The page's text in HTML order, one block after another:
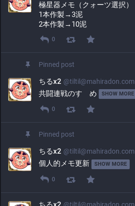
極星器メモ（クォーツ選択）
1本作製→3泥
2本作製→10泥
0
Pinned post
ちるx2 @tiltil@mahiradon.com
共闘連戦のすゝめ SHOW MORE
0
Pinned post
ちるx2 @tiltil@mahiradon.com
個人的メモ更新 SHOW MORE
0
@tiltil@mahiradon.com